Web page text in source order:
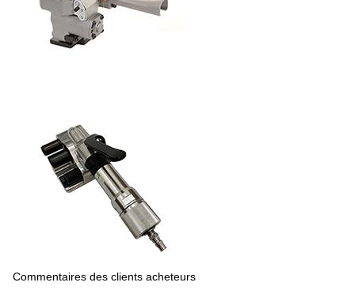
Commentaires des clients acheteurs